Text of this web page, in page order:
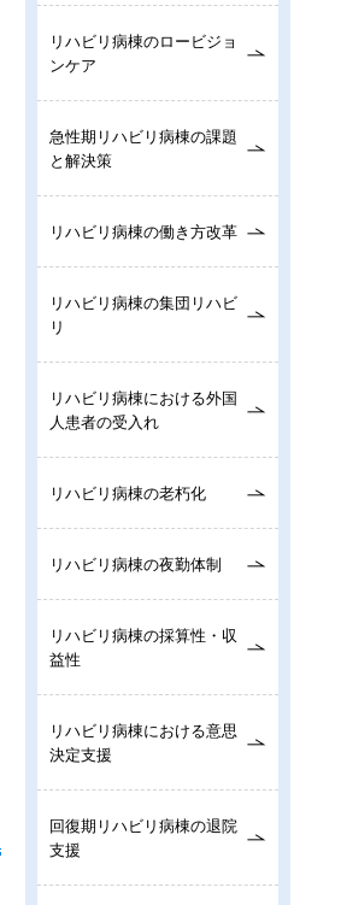
リハビリ病棟のロービジョ
ンケア
急性期リハビリ病棟の課題
と解決策
リハビリ病棟の働き方改革
リハビリ病棟の集団リハビ
リ
リハビリ病棟における外国
人患者の受入れ
リハビリ病棟の老朽化
リハビリ病棟の夜勤体制
リハビリ病棟の採算性・収
益性
リハビリ病棟における意思
決定支援
回復期リハビリ病棟の退院
支援